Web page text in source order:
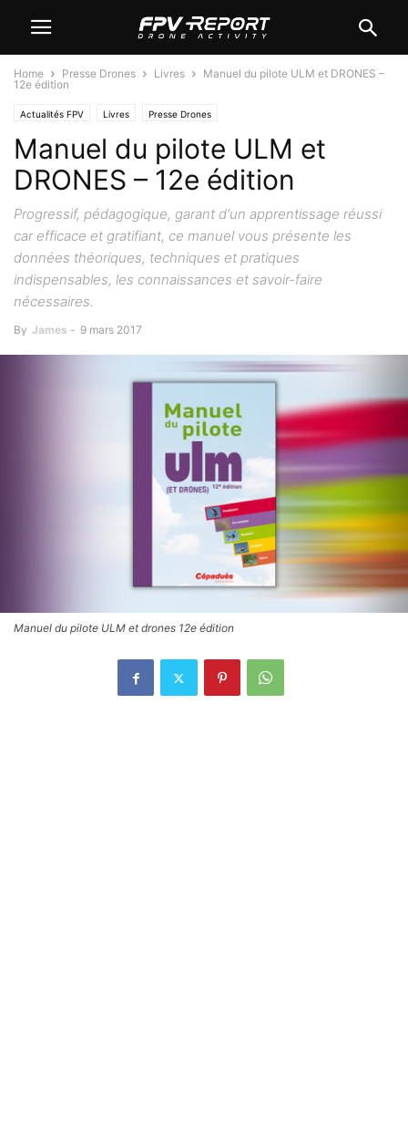
Home Presse Drones Livres
Manuel du pilote ULM et DRONES –
12e édition
Actualités FPV Livres Presse Drones
Manuel du pilote ULM et
DRONES – 12e édition
Progressif, pédagogique, garant d'un apprentissage réussi
car efficace et gratifiant, ce manuel vous présente les
données théoriques, techniques et pratiques
indispensables, les connaissances et savoir-faire
nécessaires.
By James - 9 mars 2017
Manuel du pilote ULM et drones 12e édition